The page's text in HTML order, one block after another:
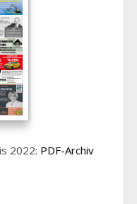
2022: PDF-Archiv